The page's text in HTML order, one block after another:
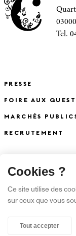
Tel.
PRESSE
FOIRE AUX
MARCHÉS
RECRUTEMENT
Cookies ?
Ce site utilise des
sur ceux que vous
Tout accepter